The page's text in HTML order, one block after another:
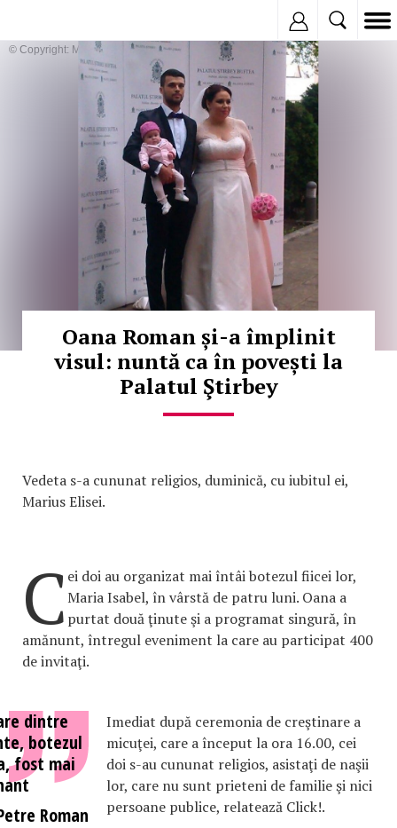
© Copyright: MEDIAFAX
Oana Roman și-a împlinit
visul: nuntă ca în povești la
Palatul Ştirbey
Vedeta s-a cununat religios, duminică, cu iubitul ei,
Marius Elisei.
C ei doi au organizat mai întâi botezul fiicei lor,
Maria Isabel, în vârstă de patru luni. Oana a
purtat două ţinute şi a programat singură, în
amănunt, întregul eveniment la care au participat 400
de invitaţi.
dintre
botezul
fost mai
Roman
Imediat după ceremonia de creştinare a
micuţei, care a început la ora 16.00, cei
doi s-au cununat religios, asistaţi de naşii
lor, care nu sunt prieteni de familie şi nici
persoane publice, relatează Click!.